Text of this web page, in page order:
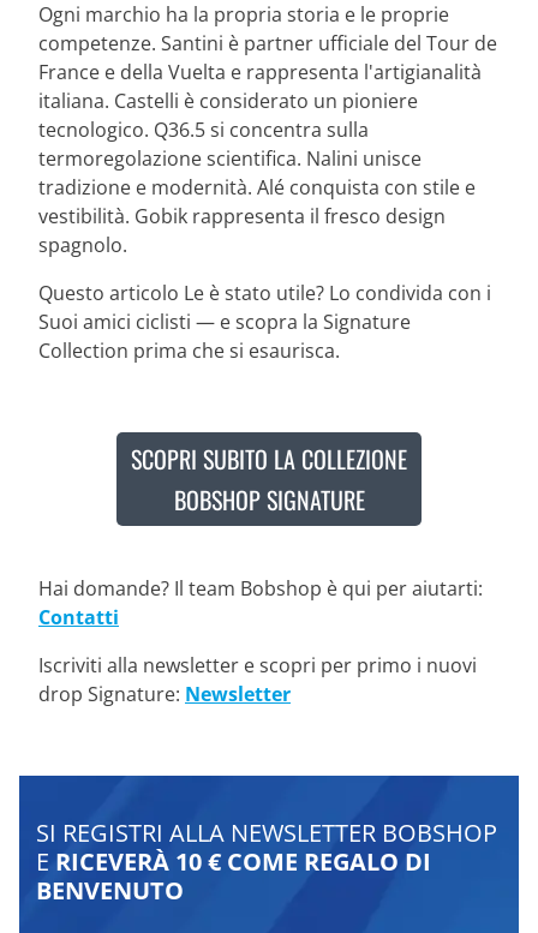
Ogni marchio ha la propria storia e le proprie
competenze. Santini è partner ufficiale del Tour de
France e della Vuelta e rappresenta l'artigianalità
italiana. Castelli è considerato un pioniere
tecnologico. Q36.5 si concentra sulla
termoregolazione scientifica. Nalini unisce
tradizione e modernità. Alé conquista con stile e
vestibilità. Gobik rappresenta il fresco design
spagnolo.
Questo articolo Le è stato utile? Lo condivida con i
Suoi amici ciclisti — e scopra la Signature
Collection prima che si esaurisca.
SCOPRI SUBITO LA COLLEZIONE
BOBSHOP SIGNATURE
Hai domande? Il team Bobshop è qui per aiutarti:
Contatti
Iscriviti alla newsletter e scopri per primo i nuovi
drop Signature: Newsletter
SI REGISTRI ALLA NEWSLETTER BOBSHOP
E RICEVERÀ 10 € COME REGALO DI
BENVENUTO